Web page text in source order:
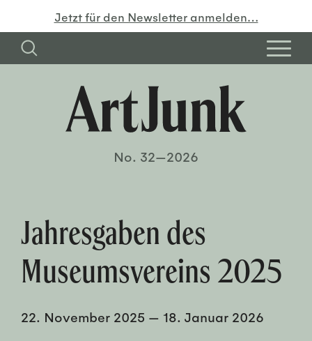
Jetzt für den Newsletter anmelden…
No. 32—2026
Jahresgaben des
Museumsvereins 2025
22. November 2025 — 18. Januar 2026